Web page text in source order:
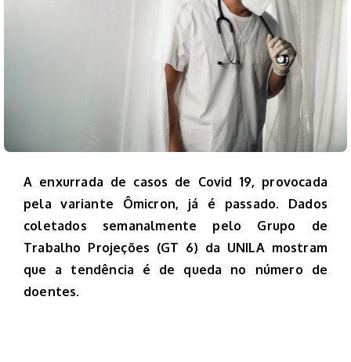
A enxurrada de casos de Covid 19, provocada
pela variante Ômicron, já é passado. Dados
coletados semanalmente pelo Grupo de
Trabalho Projeções (GT 6) da UNILA mostram
que a tendência é de queda no número de
doentes.